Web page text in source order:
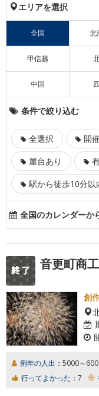
エリアを選択
全国 北
甲信越
中国
条件で絞り込む
全選択 開
屋台あり
駅から徒歩10分以
全国のカレンダーか
音更町商
創
例年の人出： 5000～
行ってよかった： 7